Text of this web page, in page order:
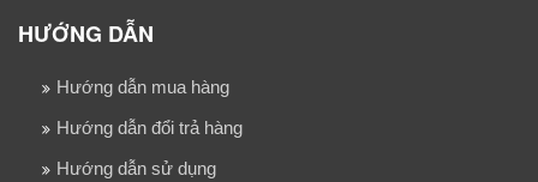
HƯỚNG DẪN
Hướng dẫn mua hàng
Hướng dẫn đổi trả hàng
Hướng dẫn sử dụng